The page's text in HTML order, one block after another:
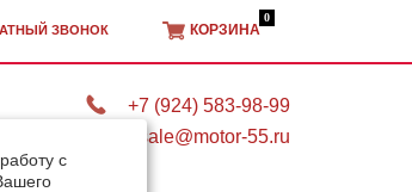
с
ЗВОНОК КОРЗИНА
0
+7 (924) 583-98-99
sale@motor-55.ru